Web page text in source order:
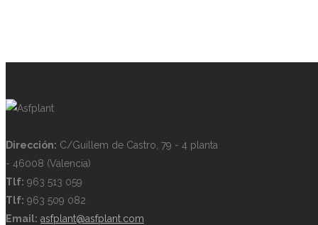
Dirección: C/Guillem de Castro, 79 - 4 planta
- 46008 (Valencia)
Tlf: 963 513 059
Tlf: 963 509 082
Email: asfplant@asfplant.com